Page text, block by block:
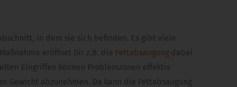
in dem sie sich befinden. Es gibt viele
eröffnet Dir z.B. die Fettabsaugung dabei
Eingriffen können Problemzonen effektiv
Gewicht abzunehmen. Da kann die Fettabsaugung